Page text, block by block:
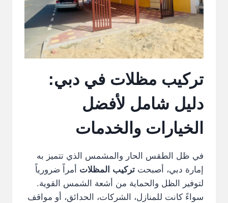
تركيب مظلات في دبي:
دليل شامل لأفضل
الخيارات والخدمات
في ظل الطقس الحار والمشمس الذي تتميز به
إمارة دبي، أصبحت تركيب المظلات أمراً ضرورياً
لتوفير الظل والحماية من أشعة الشمس القوية.
سواءً كانت للمنازل، الشركات، الحدائق، أو مواقف